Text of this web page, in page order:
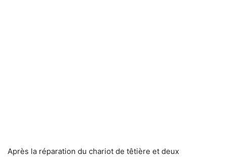
Après la réparation du chariot de têtière et deux